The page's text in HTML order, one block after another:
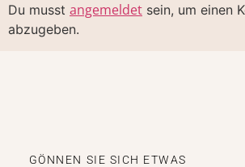
Du musst angemeldet sein, um einen
abzugeben.
GÖNNEN SIE SICH ETWAS